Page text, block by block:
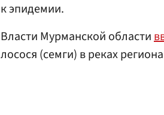
к эпидемии.
Власти Мурманской области
лосося (семги) в реках